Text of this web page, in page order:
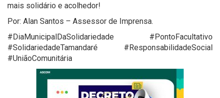
mais solidário e acolhedor!
Por: Alan Santos – Assessor de Imprensa.
#DiaMunicipalDaSolidariedade #PontoFacultativo
#SolidariedadeTamandaré #ResponsabilidadeSocial
#UniãoComunitária